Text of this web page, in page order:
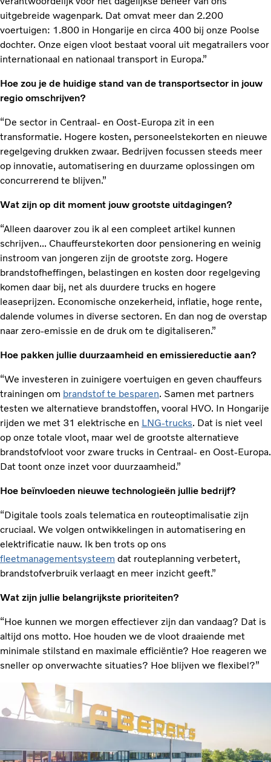
uitgebreide wagenpark. Dat omvat meer dan 2.200
voertuigen: 1.800 in Hongarije en circa 400 bij onze Poolse
dochter. Onze eigen vloot bestaat vooral uit megatrailers voor
internationaal en nationaal transport in Europa.”
Hoe zou je de huidige stand van de transportsector in jouw
regio omschrijven?
“De sector in Centraal- en Oost-Europa zit in een
transformatie. Hogere kosten, personeelstekorten en nieuwe
regelgeving drukken zwaar. Bedrijven focussen steeds meer
op innovatie, automatisering en duurzame oplossingen om
concurrerend te blijven.”
Wat zijn op dit moment jouw grootste uitdagingen?
“Alleen daarover zou ik al een compleet artikel kunnen
schrijven... Chauffeurstekorten door pensionering en weinig
instroom van jongeren zijn de grootste zorg. Hogere
brandstofheffingen, belastingen en kosten door regelgeving
komen daar bij, net als duurdere trucks en hogere
leaseprijzen. Economische onzekerheid, inflatie, hoge rente,
dalende volumes in diverse sectoren. En dan nog de overstap
naar zero-emissie en de druk om te digitaliseren.”
Hoe pakken jullie duurzaamheid en emissiereductie aan?
“We investeren in zuinigere voertuigen en geven chauffeurs
trainingen om brandstof te besparen. Samen met partners
testen we alternatieve brandstoffen, vooral HVO. In Hongarije
rijden we met 31 elektrische en LNG-trucks. Dat is niet veel
op onze totale vloot, maar wel de grootste alternatieve
brandstofvloot voor zware trucks in Centraal- en Oost-Europa.
Dat toont onze inzet voor duurzaamheid.”
Hoe beïnvloeden nieuwe technologieën jullie bedrijf?
“Digitale tools zoals telematica en routeoptimalisatie zijn
cruciaal. We volgen ontwikkelingen in automatisering en
elektrificatie nauw. Ik ben trots op ons
fleetmanagementsysteem dat routeplanning verbetert,
brandstofverbruik verlaagt en meer inzicht geeft.”
Wat zijn jullie belangrijkste prioriteiten?
“Hoe kunnen we morgen effectiever zijn dan vandaag? Dat is
altijd ons motto. Hoe houden we de vloot draaiende met
minimale stilstand en maximale efficiëntie? Hoe reageren we
sneller op onverwachte situaties? Hoe blijven we flexibel?”